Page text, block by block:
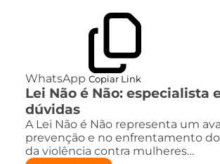
WhatsApp Copiar Link
Lei Não é Não: especialista
dúvidas
A Lei Não é Não representa um
prevenção e no enfrentamento do
da violência contra mulheres…